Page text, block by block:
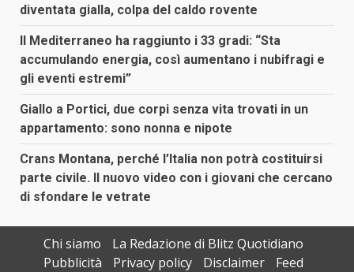
diventata gialla, colpa del caldo rovente
Il Mediterraneo ha raggiunto i 33 gradi: “Sta
accumulando energia, così aumentano i nubifragi e
gli eventi estremi”
Giallo a Portici, due corpi senza vita trovati in un
appartamento: sono nonna e nipote
Crans Montana, perché l’Italia non potrà costituirsi
parte civile. Il nuovo video con i giovani che cercano
di sfondare le vetrate
Chi siamo
La Redazione di Blitz Quotidiano
Pubblicità
Privacy policy Disclaimer Feed